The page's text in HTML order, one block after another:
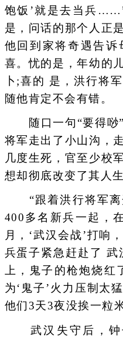
饱饭’就是去当兵
是，问话的那个人正
他回到家将奇遇告诉
喜。忧的是，年幼的
卜;喜的 是，洪行将
随他肯定不会有错。
随口一句“要得唦”
将军走出了小山沟，
几度生死，官至少校
想却彻底改变了其人生
“跟着洪行将军离
400多名新兵一起，
月，‘武汉会战’打响
兵蛋子紧急赶赴了 武
上，鬼子的枪炮烧红
为‘鬼子’火力压制太
他们3天3夜没挨一粒
武汉失守后，钟